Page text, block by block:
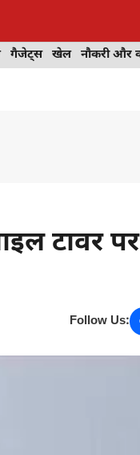
गैजेट्स खेल नौकरी और
टावर
Follow Us: